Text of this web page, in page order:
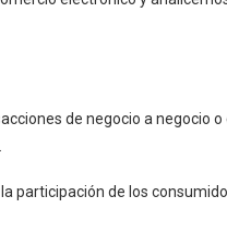
de negocio a negocio
participación de los